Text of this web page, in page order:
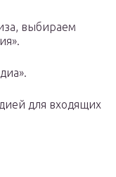
выбираем
для входящих